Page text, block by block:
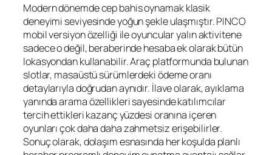
Modern dönemde cep bahis oynamak klasik
deneyimi seviyesinde yoğun şekle ulaşmıştır. PINCO
mobil versiyon özelliği ile oyuncular yalın aktivitene
sadece o değil, beraberinde hesaba ek olarak bütün
lokasyondan kullanabilir. Araç platformunda bulunan
slotlar, masaüstü sürümlerdeki ödeme oranı
detaylarıyla doğrudan aynıdır. İlave olarak, ayıklama
yanında arama özellikleri sayesinde katılımcılar
tercih ettikleri kazanç yüzdesi oranına içeren
oyunları çok daha daha zahmetsiz erişebilirler.
Sonuç olarak, dolaşım esnasında her koşulda planlı